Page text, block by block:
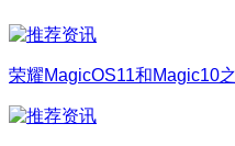
荣耀MagicOS11和Magic10